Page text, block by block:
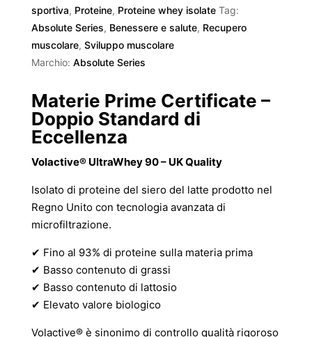
sportiva, Proteine, Proteine whey isolate Tag:
Absolute Series, Benessere e salute, Recupero
muscolare, Sviluppo muscolare
Marchio: Absolute Series
Materie Prime Certificate –
Doppio Standard di
Eccellenza
Volactive® UltraWhey 90 – UK Quality
Isolato di proteine del siero del latte prodotto nel
Regno Unito con tecnologia avanzata di
microfiltrazione.
✔ Fino al 93% di proteine sulla materia prima
✔ Basso contenuto di grassi
✔ Basso contenuto di lattosio
✔ Elevato valore biologico
Volactive® è sinonimo di controllo qualità rigoroso